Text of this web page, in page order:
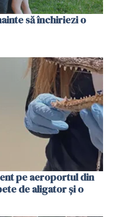
să închiriezi o
pe aeroportul din
de aligator și o